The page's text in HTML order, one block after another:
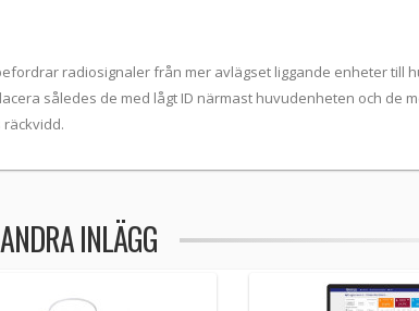
radiosignaler från mer avlägset liggande enheter till
således de med lågt ID närmast huvudenheten och de
ANDRA INLÄGG